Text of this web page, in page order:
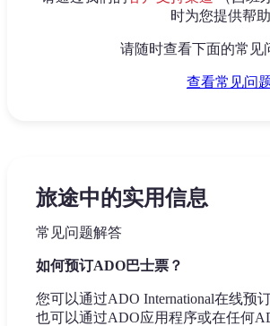
时为您提供帮助
请随时查看下面的常见
查看常见问
旅途中的实用信息
常见问题解答
如何预订ADO巴士票？
您可以通过ADO International在线预
也可以通过ADO应用程序或在任何